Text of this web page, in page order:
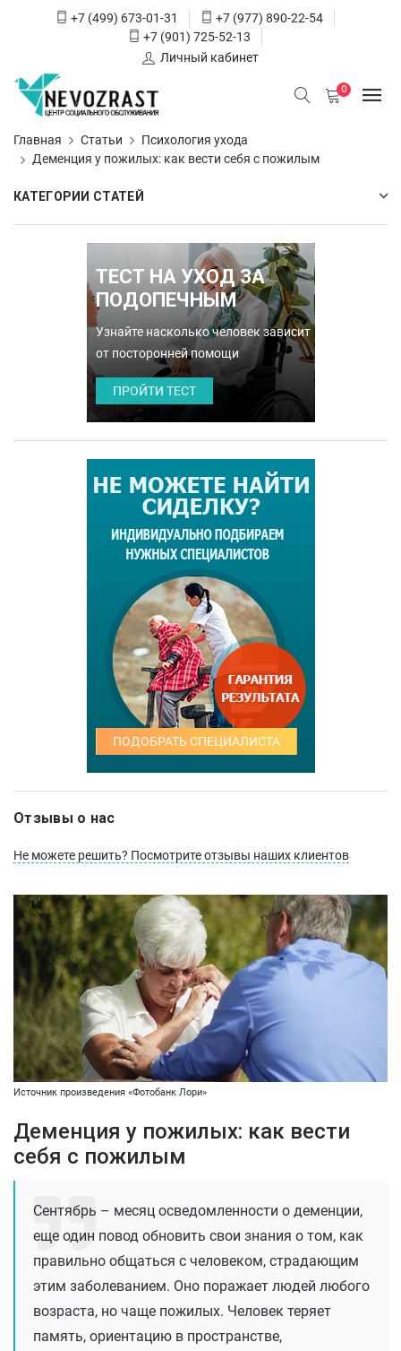
+7 (499) 673-01-31
+7 (977) 890-22-54
+7 (901) 725-52-13
Личный кабинет
0
Главная Статьи
Психология ухода
Деменция у пожилых: как вести себя с пожилым
КАТЕГОРИИ СТАТЕЙ
ТЕСТ НА УХОД ЗА
ПОДОПЕЧНЫМ
Узнайте насколько человек зависит
от посторонней помощи
ПРОЙТИ ТЕСТ
ПОДОБРАТЬ СПЕЦИАЛИСТА
Отзывы о нас
Не можете решить? Посмотрите отзывы наших клиентов
Источник произведения «Фотобанк Лори»
Деменция у пожилых: как вести
себя с пожилым
Сентябрь – месяц осведомленности о деменции,
еще один повод обновить свои знания о том, как
правильно общаться с человеком, страдающим
этим заболеванием. Оно поражает людей любого
возраста, но чаще пожилых. Человек теряет
память, ориентацию в пространстве,